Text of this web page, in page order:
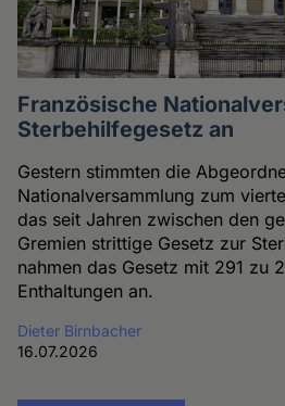
Französische
Sterbehilfegesetz an
Gestern stimmten die
Nationalversammlung zum
das seit Jahren zwischen den
Gremien strittige Gesetz zur
nahmen das Gesetz mit 291 zu
Enthaltungen an.
Dieter Birnbacher
16.07.2026